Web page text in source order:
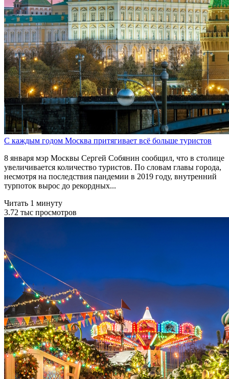
С каждым годом Москва притягивает всё больше туристов
8 января мэр Москвы Сергей Собянин сообщил, что в столице
увеличивается количество туристов. По словам главы города,
несмотря на последствия пандемии в 2019 году, внутренний
турпоток вырос до рекордных...
Читать 1 минуту
3.72 тыс просмотров